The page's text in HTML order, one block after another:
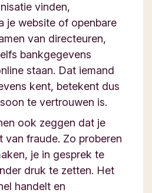
vinden,
je website of openbare
van directeuren,
bankgegevens
staan. Dat iemand
kent, betekent dus
te vertrouwen is.
ook zeggen dat je
van fraude. Zo proberen
je in gesprek te
druk te zetten. Het
handelt en